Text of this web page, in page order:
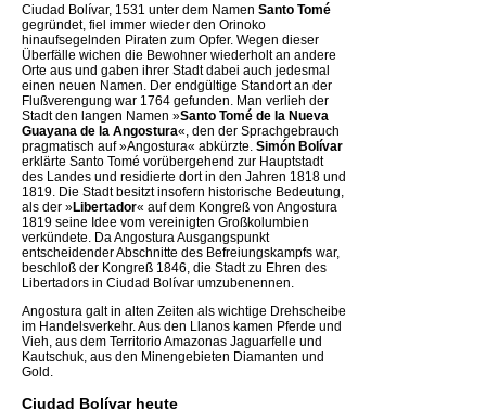
Ciudad Bolívar, 1531 unter dem Namen Santo Tomé
gegründet, fiel immer wieder den Orinoko
hinaufsegelnden Piraten zum Opfer. Wegen dieser
Überfälle wichen die Bewohner wiederholt an andere
Orte aus und gaben ihrer Stadt dabei auch jedesmal
einen neuen Namen. Der endgültige Standort an der
Flußverengung war 1764 gefunden. Man verlieh der
Stadt den langen Namen »Santo Tomé de la Nueva
Guayana de la Angostura«, den der Sprachgebrauch
pragmatisch auf »Angostura« abkürzte. Simón Bolívar
erklärte Santo Tomé vorübergehend zur Hauptstadt
des Landes und residierte dort in den Jahren 1818 und
1819. Die Stadt besitzt insofern historische Bedeutung,
als der »Libertador« auf dem Kongreß von Angostura
1819 seine Idee vom vereinigten Großkolumbien
verkündete. Da Angostura Ausgangspunkt
entscheidender Abschnitte des Befreiungskampfs war,
beschloß der Kongreß 1846, die Stadt zu Ehren des
Libertadors in Ciudad Bolívar umzubenennen.
Angostura galt in alten Zeiten als wichtige Drehscheibe
im Handelsverkehr. Aus den Llanos kamen Pferde und
Vieh, aus dem Territorio Amazonas Jaguarfelle und
Kautschuk, aus den Minengebieten Diamanten und
Gold.
Ciudad Bolívar heute